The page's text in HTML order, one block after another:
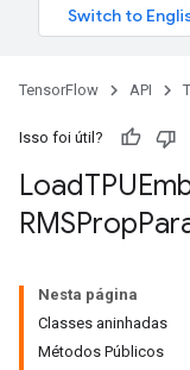
TensorFlow API
Isso foi útil?
Load
RMSProp
Nesta página
Classes aninhadas
Métodos Públicos